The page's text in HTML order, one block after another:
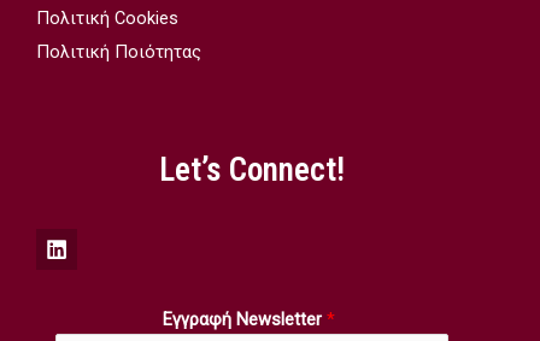
Πολιτική Cookies
Πολιτική Ποιότητας
Let’s Connect!
Εγγραφή Newsletter *